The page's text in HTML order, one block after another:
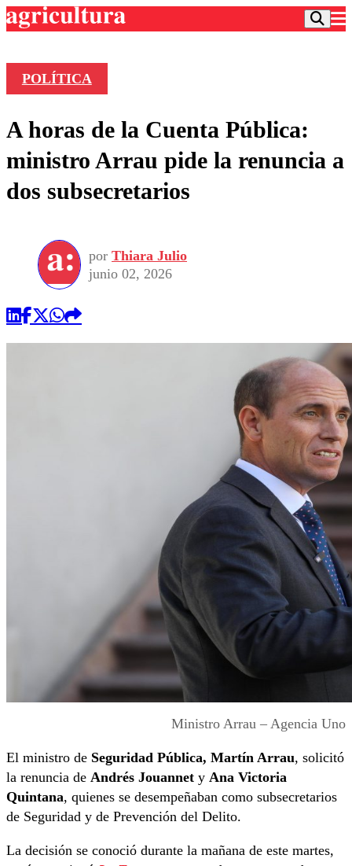
Frecuencias
Agricultura TV
Deportes
Colo Colo
Seleccion Chilena
Torneo Internacional
Universidad de Chile
Entretención
Economía
Internacional
Sustentabilidad
Publicaciones en medios
Opinión
POLÍTICA
A horas de la Cuenta Pública:
ministro Arrau pide la renuncia a
dos subsecretarios
por Thiara Julio
junio 02, 2026
Ministro Arrau – Agencia Uno
El ministro de Seguridad Pública, Martín Arrau, solicitó
la renuncia de Andrés Jouannet y Ana Victoria
Quintana, quienes se desempeñaban como subsecretarios
de Seguridad y de Prevención del Delito.
La decisión se conoció durante la mañana de este martes,